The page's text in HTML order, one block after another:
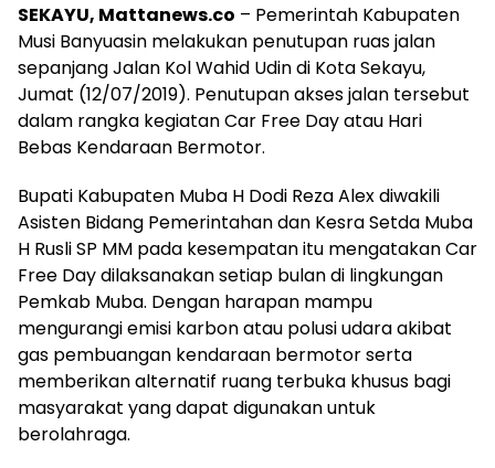
SEKAYU, Mattanews.co – Pemerintah Kabupaten
Musi Banyuasin melakukan penutupan ruas jalan
sepanjang Jalan Kol Wahid Udin di Kota Sekayu,
Jumat (12/07/2019). Penutupan akses jalan tersebut
dalam rangka kegiatan Car Free Day atau Hari
Bebas Kendaraan Bermotor.
Bupati Kabupaten Muba H Dodi Reza Alex diwakili
Asisten Bidang Pemerintahan dan Kesra Setda Muba
H Rusli SP MM pada kesempatan itu mengatakan Car
Free Day dilaksanakan setiap bulan di lingkungan
Pemkab Muba. Dengan harapan mampu
mengurangi emisi karbon atau polusi udara akibat
gas pembuangan kendaraan bermotor serta
memberikan alternatif ruang terbuka khusus bagi
masyarakat yang dapat digunakan untuk
berolahraga.